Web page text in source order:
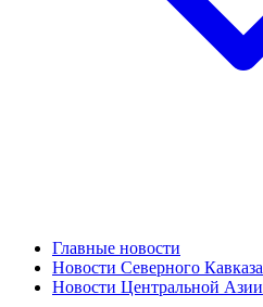
Главные новости
Новости Северного Кавказа
Новости Центральной Азии